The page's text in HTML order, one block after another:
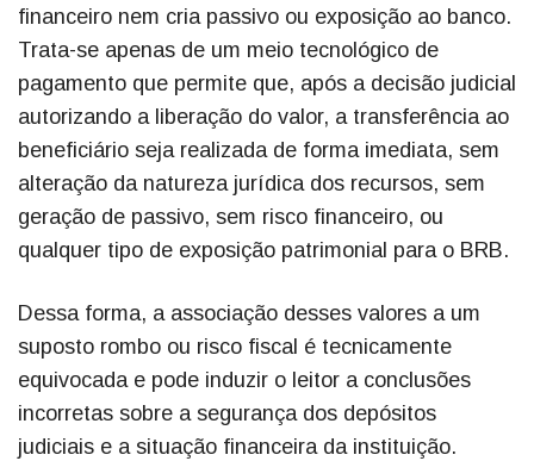
financeiro nem cria passivo ou exposição ao banco.
Trata-se apenas de um meio tecnológico de
pagamento que permite que, após a decisão judicial
autorizando a liberação do valor, a transferência ao
beneficiário seja realizada de forma imediata, sem
alteração da natureza jurídica dos recursos, sem
geração de passivo, sem risco financeiro, ou
qualquer tipo de exposição patrimonial para o BRB.
Dessa forma, a associação desses valores a um
suposto rombo ou risco fiscal é tecnicamente
equivocada e pode induzir o leitor a conclusões
incorretas sobre a segurança dos depósitos
judiciais e a situação financeira da instituição.